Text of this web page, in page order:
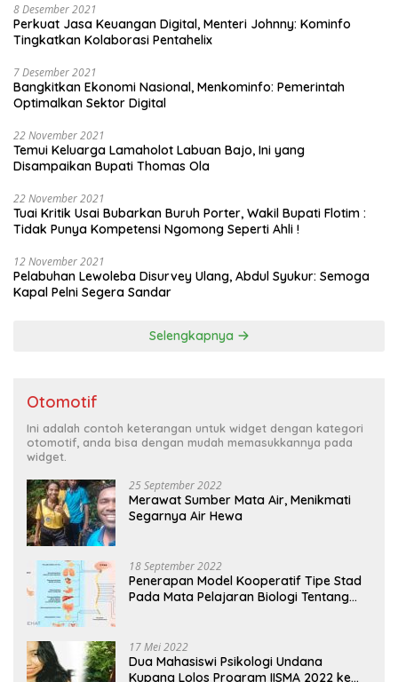
8 Desember 2021
Perkuat Jasa Keuangan Digital, Menteri Johnny: Kominfo
Tingkatkan Kolaborasi Pentahelix
7 Desember 2021
Bangkitkan Ekonomi Nasional, Menkominfo: Pemerintah
Optimalkan Sektor Digital
22 November 2021
Temui Keluarga Lamaholot Labuan Bajo, Ini yang
Disampaikan Bupati Thomas Ola
22 November 2021
Tuai Kritik Usai Bubarkan Buruh Porter, Wakil Bupati Flotim :
Tidak Punya Kompetensi Ngomong Seperti Ahli !
12 November 2021
Pelabuhan Lewoleba Disurvey Ulang, Abdul Syukur: Semoga
Kapal Pelni Segera Sandar
Selengkapnya
Otomotif
Ini adalah contoh keterangan untuk widget dengan kategori
otomotif, anda bisa dengan mudah memasukkannya pada
widget.
25 September 2022
Merawat Sumber Mata Air, Menikmati
Segarnya Air Hewa
18 September 2022
Penerapan Model Kooperatif Tipe Stad
Pada Mata Pelajaran Biologi Tentang
17 Mei 2022
Dua Mahasiswi Psikologi Undana
Kupang Lolos Program IISMA 2022 ke